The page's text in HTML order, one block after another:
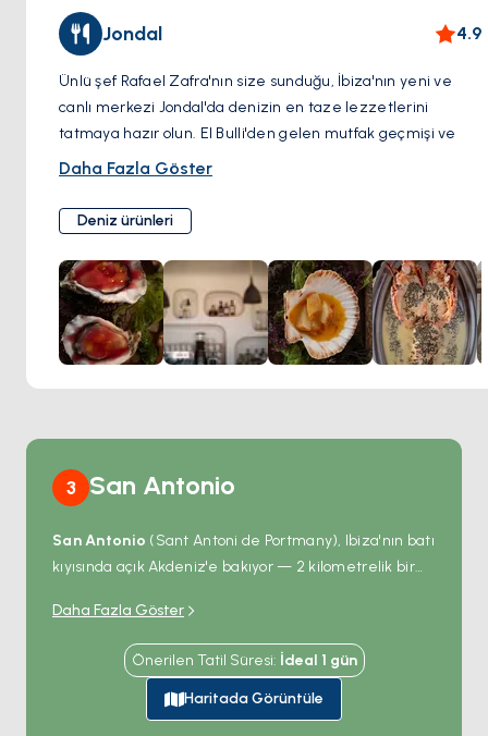
Jondal 4.9
Ünlü şef Rafael Zafra'nın size sunduğu, İbiza'nın yeni ve
canlı merkezi Jondal'da denizin en taze lezzetlerini
tatmaya hazır olun. El Bulli'den gelen mutfak geçmişi ve
Estimar restoranlarının başarısıyla Jondal, unutulmaz bir
Çarpıcı Cala Jondal koyunda yer alan Jondal, İbiza'nın en
iyilerini kutluyor. Lezzetle dolu mevsimlik deniz ürünleri
yemekleri, rahat bir atmosfer ve çevreye kusursuz bir
şekilde uyum sağlayan, adadan ilham alan şık bir dekor
bekleyebilirsiniz.
Daha Fazla Göster
Deniz ürünleri
3 San Antonio
San Antonio (Sant Antoni de Portmany), Ibiza'nın batı
kıyısında açık Akdeniz'e bakıyor — 2 kilometrelik bir
olan büyük doğal bir körfezin etrafına kurulu.
körfezin batı kıyısı boyunca uzanıyor; Café del
Mar ve Café Mambo 1980'lerde burada gün batımı-
müzik-bar formatını icat etti ve önündeki plaj her
akşam güneşin denize batışını izlemek için binlerce
Daha Fazla Göster
Önerilen Tatil Süresi: İdeal 1 gün
Haritada Görüntüle